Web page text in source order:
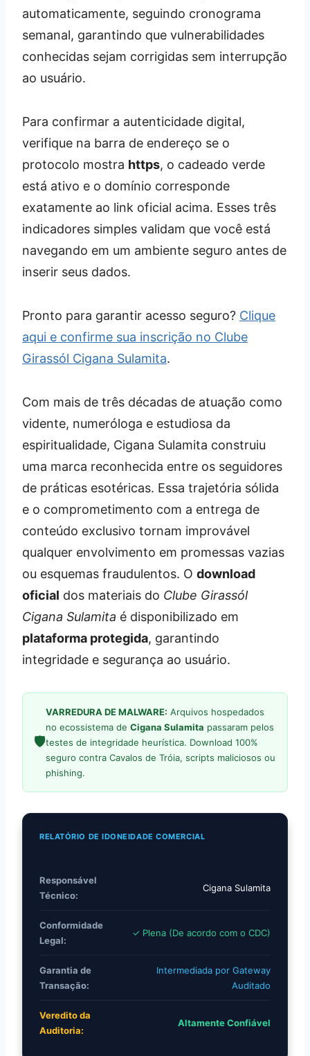
automaticamente, seguindo cronograma
semanal, garantindo que vulnerabilidades
conhecidas sejam corrigidas sem interrupção
ao usuário.
Para confirmar a autenticidade digital,
verifique na barra de endereço se o
protocolo mostra https, o cadeado verde
está ativo e o domínio corresponde
exatamente ao link oficial acima. Esses três
indicadores simples validam que você está
navegando em um ambiente seguro antes de
inserir seus dados.
Pronto para garantir acesso seguro? Clique
aqui e confirme sua inscrição no Clube
Girassól Cigana Sulamita.
Com mais de três décadas de atuação como
vidente, numeróloga e estudiosa da
espiritualidade, Cigana Sulamita construiu
uma marca reconhecida entre os seguidores
de práticas esotéricas. Essa trajetória sólida
e o comprometimento com a entrega de
conteúdo exclusivo tornam improvável
qualquer envolvimento em promessas vazias
ou esquemas fraudulentos. O download
oficial dos materiais do Clube Girassól
Cigana Sulamita é disponibilizado em
plataforma protegida, garantindo
integridade e segurança ao usuário.
🛡️
VARREDURA DE MALWARE: Arquivos hospedados
no ecossistema de Cigana Sulamita passaram pelos
testes de integridade heurística. Download 100%
seguro contra Cavalos de Tróia, scripts maliciosos ou
phishing.
RELATÓRIO DE IDONEIDADE COMERCIAL
Responsável
Técnico:
Cigana Sulamita
Conformidade
Legal:
✓ Plena (De acordo com o CDC)
Garantia de
Transação:
Intermediada por Gateway
Auditado
Veredito da
Auditoria:
Altamente Confiável